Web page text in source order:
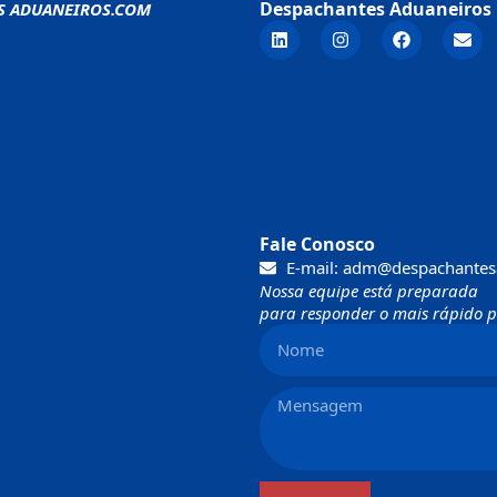
ADUANEIROS.COM Despachantes Aduaneiros
Fale Conosco
E-mail:
Nossa equipe está preparada
para responder o mais rápido